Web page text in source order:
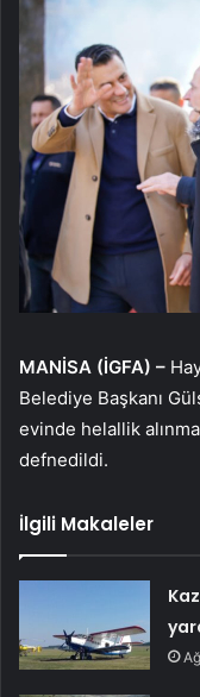
MANİSA (İGFA) –
Belediye Başkanı
evinde helallik
defnedildi.
İlgili Makaleler